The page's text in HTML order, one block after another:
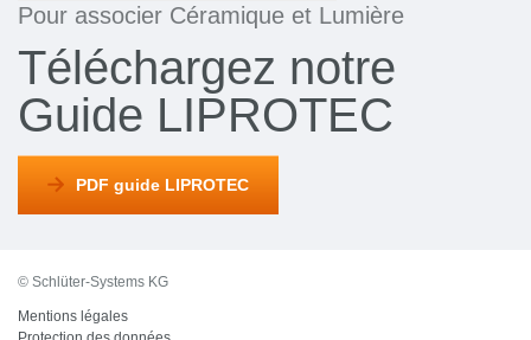
Pour associer Céramique et Lumière
Téléchargez notre
Guide LIPROTEC
PDF guide LIPROTEC
© Schlüter-Systems KG
Mentions légales